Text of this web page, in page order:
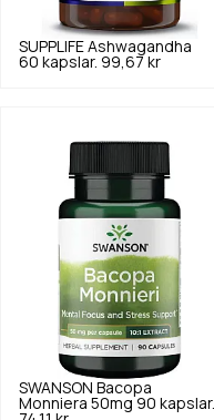
SUPPLIFE Ashwagandha
60 kapslar. 99,67 kr
SWANSON Bacopa
Monniera 50mg 90 kapslar.